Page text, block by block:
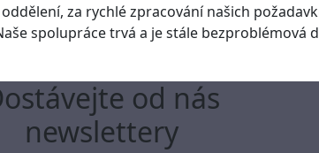
za rychlé zpracování našich
spolupráce trvá a je stále bezproblémová
od nás
newslettery